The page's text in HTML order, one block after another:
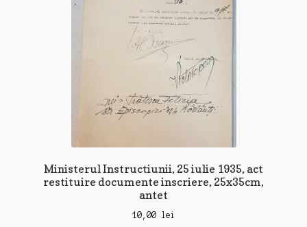
Ministerul Instructiunii, 25 iulie 1935, act
restituire documente inscriere, 25x35cm,
antet
10,00 lei